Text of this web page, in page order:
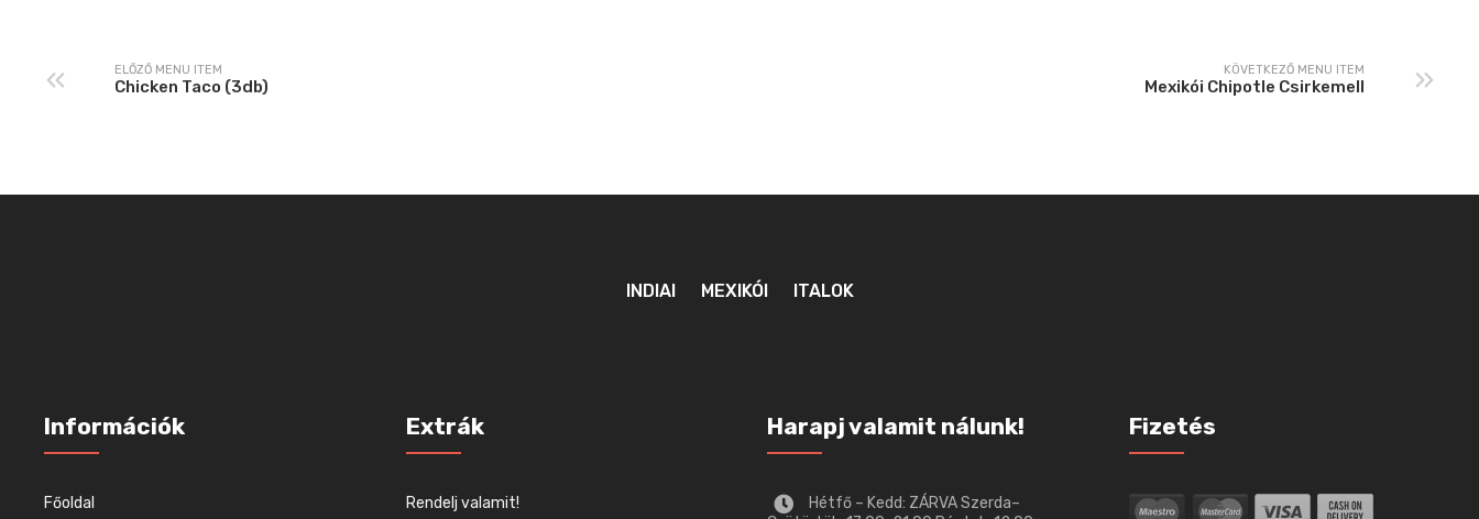
ELŐZŐ MENU ITEM
Chicken Taco (3db)
KÖVETKEZŐ MENU ITEM
Mexikói Chipotle Csirkemell
INDIAI MEXIKÓI ITALOK
Információk
Főoldal
Extrák
Rendelj valamit!
Harapj valamit nálunk!
Hétfő – Kedd: ZÁRVA Szerda–
Fizetés